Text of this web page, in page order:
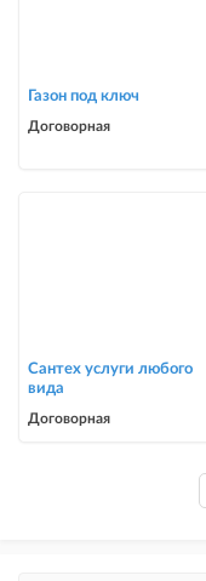
Газон под ключ
Договорная
Сантех услуги любого
вида
Договорная